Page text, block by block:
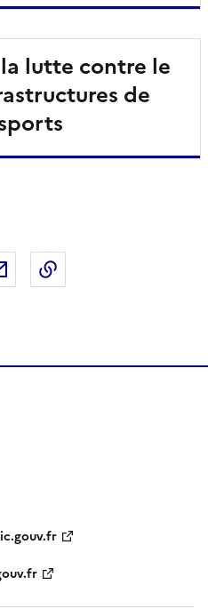
lutte contre le
de
sur LinkedIn
Partager par email